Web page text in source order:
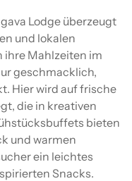
Lodge überzeugt
und lokalen
ihre Mahlzeiten im
geschmacklich,
Hier wird auf frische
die in kreativen
bieten
und warmen
ein leichtes
Snacks.